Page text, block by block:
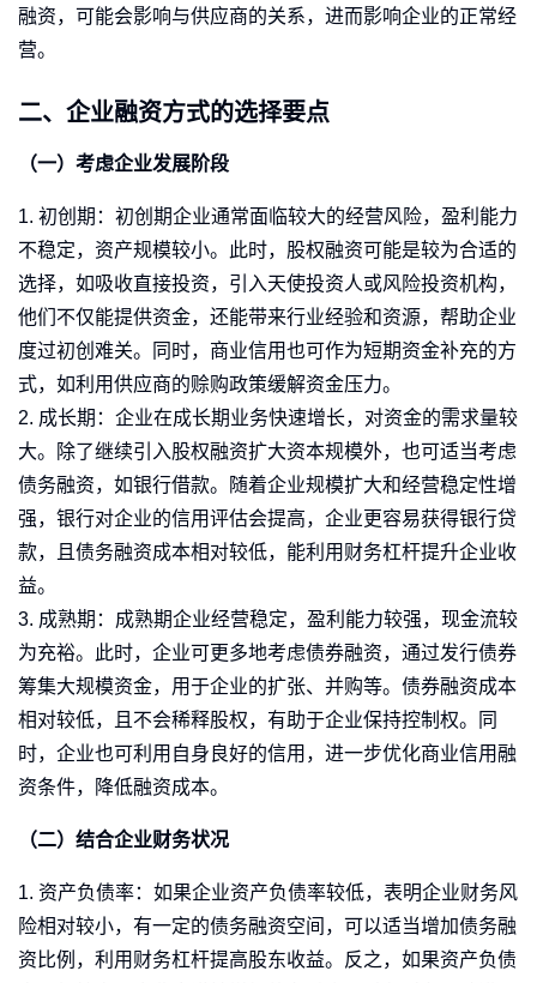
融资，可能会影响与供应商的关系，进而影响企业的正常经
营。
二、企业融资方式的选择要点
（一）考虑企业发展阶段
1. 初创期：初创期企业通常面临较大的经营风险，盈利能力
不稳定，资产规模较小。此时，股权融资可能是较为合适的
选择，如吸收直接投资，引入天使投资人或风险投资机构，
他们不仅能提供资金，还能带来行业经验和资源，帮助企业
度过初创难关。同时，商业信用也可作为短期资金补充的方
式，如利用供应商的赊购政策缓解资金压力。
2. 成长期：企业在成长期业务快速增长，对资金的需求量较
大。除了继续引入股权融资扩大资本规模外，也可适当考虑
债务融资，如银行借款。随着企业规模扩大和经营稳定性增
强，银行对企业的信用评估会提高，企业更容易获得银行贷
款，且债务融资成本相对较低，能利用财务杠杆提升企业收
益。
3. 成熟期：成熟期企业经营稳定，盈利能力较强，现金流较
为充裕。此时，企业可更多地考虑债券融资，通过发行债券
筹集大规模资金，用于企业的扩张、并购等。债券融资成本
相对较低，且不会稀释股权，有助于企业保持控制权。同
时，企业也可利用自身良好的信用，进一步优化商业信用融
资条件，降低融资成本。
（二）结合企业财务状况
1. 资产负债率：如果企业资产负债率较低，表明企业财务风
险相对较小，有一定的债务融资空间，可以适当增加债务融
资比例，利用财务杠杆提高股东收益。反之，如果资产负债